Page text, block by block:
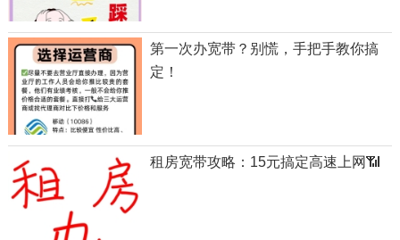
第一次办宽带？别慌，手把手教你搞
定！
租房宽带攻略：15元搞定高速上网📶